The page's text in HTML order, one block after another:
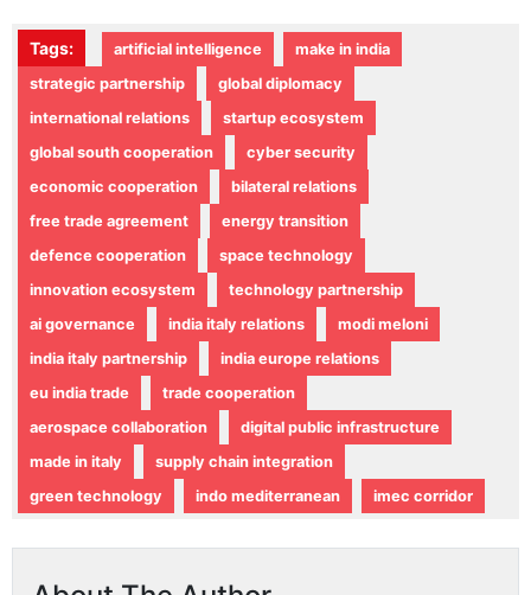
Tags: artificial intelligence
make in india
strategic partnership
global diplomacy
international relations
startup ecosystem
global south cooperation
cyber security
economic cooperation
bilateral relations
free trade agreement
energy transition
defence cooperation
space technology
innovation ecosystem
technology partnership
ai governance
india italy relations
modi meloni
india italy partnership
india europe relations
eu india trade
trade cooperation
aerospace collaboration
digital public infrastructure
made in italy
supply chain integration
green technology
indo mediterranean imec corridor